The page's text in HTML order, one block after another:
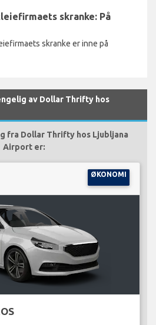
skranke: På
skranke er inne på
av Dollar Thrifty hos
fra Dollar Thrifty hos Ljubljana
Airport er:
ØKONOMI